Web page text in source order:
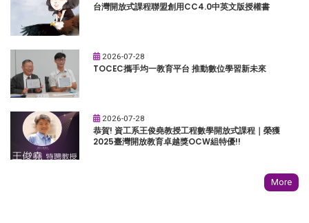
台灣開放式課程聯盟創用CC4.0中英文版授權書
2026-07-28
TOCEC攜手均一教育平台 推動數位學習新未來
2026-07-28
恭賀! 資工系王俊堯教授工程數學開放式課程｜榮獲
2025臺灣開放教育卓越獎OCW組特優!!
More